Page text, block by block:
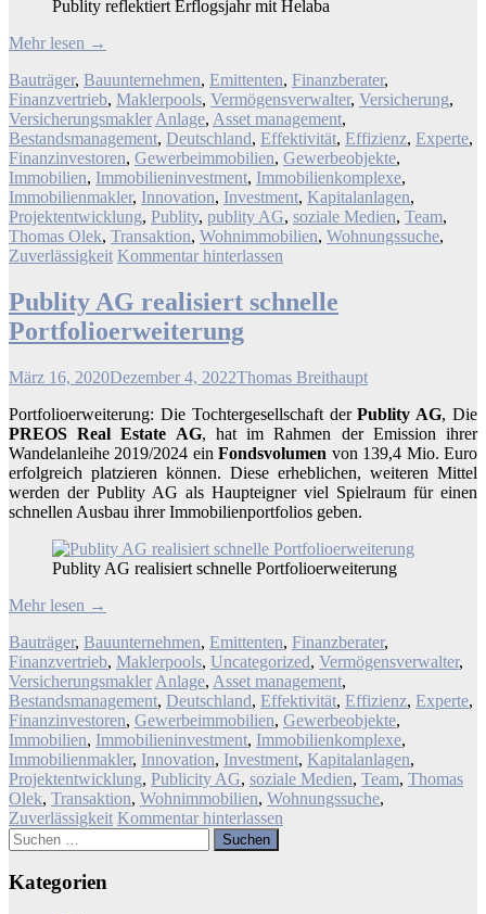
Publity reflektiert Erflogsjahr mit Helaba
Mehr lesen →
Bauträger, Bauunternehmen, Emittenten, Finanzberater,
Finanzvertrieb, Maklerpools, Vermögensverwalter, Versicherung,
Versicherungsmakler Anlage, Asset management,
Bestandsmanagement, Deutschland, Effektivität, Effizienz, Experte,
Finanzinvestoren, Gewerbeimmobilien, Gewerbeobjekte,
Immobilien, Immobilieninvestment, Immobilienkomplexe,
Immobilienmakler, Innovation, Investment, Kapitalanlagen,
Projektentwicklung, Publity, publity AG, soziale Medien, Team,
Thomas Olek, Transaktion, Wohnimmobilien, Wohnungssuche,
Zuverlässigkeit Kommentar hinterlassen
Publity AG realisiert schnelle
Portfolioerweiterung
März 16, 2020Dezember 4, 2022Thomas Breithaupt
Portfolioerweiterung: Die Tochtergesellschaft derPublity AG, Die
PREOS Real Estate AG, hat im Rahmen der Emission ihrer
Wandelanleihe 2019/2024 einFondsvolumen von 139,4 Mio. Euro
erfolgreich platzieren können. Diese erheblichen, weiteren Mittel
werden der Publity AG als Haupteigner viel Spielraum für einen
schnellen Ausbau ihrer Immobilienportfolios geben.
Publity AG realisiert schnelle Portfolioerweiterung
Mehr lesen →
Bauträger, Bauunternehmen, Emittenten, Finanzberater,
Finanzvertrieb, Maklerpools, Uncategorized, Vermögensverwalter,
Versicherungsmakler Anlage, Asset management,
Bestandsmanagement, Deutschland, Effektivität, Effizienz, Experte,
Finanzinvestoren, Gewerbeimmobilien, Gewerbeobjekte,
Immobilien, Immobilieninvestment, Immobilienkomplexe,
Immobilienmakler, Innovation, Investment, Kapitalanlagen,
Projektentwicklung, Publicity AG, soziale Medien, Team, Thomas
Olek, Transaktion, Wohnimmobilien, Wohnungssuche,
Zuverlässigkeit Kommentar hinterlassen
Suchen
nach:
Kategorien